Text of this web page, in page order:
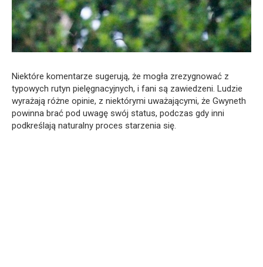
Niektóre komentarze sugerują, że mogła zrezygnować z
typowych rutyn pielęgnacyjnych, i fani są zawiedzeni. Ludzie
wyrażają różne opinie, z niektórymi uważającymi, że Gwyneth
powinna brać pod uwagę swój status, podczas gdy inni
podkreślają naturalny proces starzenia się.